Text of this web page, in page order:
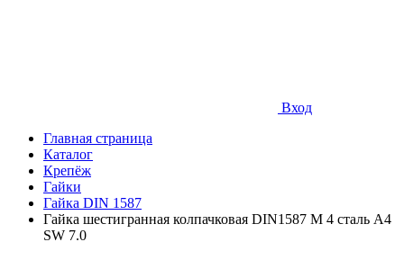
Вход
Главная страница
Каталог
Крепёж
Гайки
Гайка DIN 1587
Гайка шестигранная колпачковая DIN1587 М 4 сталь A4
SW 7.0